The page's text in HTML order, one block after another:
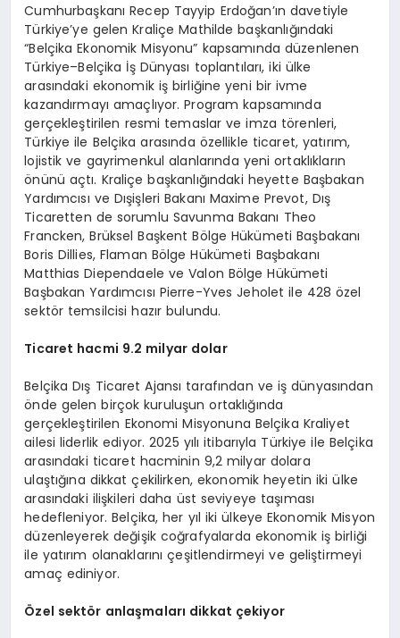
Cumhurbaşkanı Recep Tayyip Erdoğan’ın davetiyle
Türkiye’ye gelen Kraliçe Mathilde başkanlığındaki
“Belçika Ekonomik Misyonu” kapsamında düzenlenen
Türkiye–Belçika İş Dünyası toplantıları, iki ülke
arasındaki ekonomik iş birliğine yeni bir ivme
kazandırmayı amaçlıyor. Program kapsamında
gerçekleştirilen resmi temaslar ve imza törenleri,
Türkiye ile Belçika arasında özellikle ticaret, yatırım,
lojistik ve gayrimenkul alanlarında yeni ortaklıkların
önünü açtı. Kraliçe başkanlığındaki heyette Başbakan
Yardımcısı ve Dışişleri Bakanı Maxime Prevot, Dış
Ticaretten de sorumlu Savunma Bakanı Theo
Francken, Brüksel Başkent Bölge Hükümeti Başbakanı
Boris Dillies, Flaman Bölge Hükümeti Başbakanı
Matthias Diependaele ve Valon Bölge Hükümeti
Başbakan Yardımcısı Pierre-Yves Jeholet ile 428 özel
sektör temsilcisi hazır bulundu.
Ticaret hacmi 9.2 milyar dolar
Belçika Dış Ticaret Ajansı tarafından ve iş dünyasından
önde gelen birçok kuruluşun ortaklığında
gerçekleştirilen Ekonomi Misyonuna Belçika Kraliyet
ailesi liderlik ediyor. 2025 yılı itibarıyla Türkiye ile Belçika
arasındaki ticaret hacminin 9,2 milyar dolara
ulaştığına dikkat çekilirken, ekonomik heyetin iki ülke
arasındaki ilişkileri daha üst seviyeye taşıması
hedefleniyor. Belçika, her yıl iki ülkeye Ekonomik Misyon
düzenleyerek değişik coğrafyalarda ekonomik iş birliği
ile yatırım olanaklarını çeşitlendirmeyi ve geliştirmeyi
amaç ediniyor.
Özel sektör anlaşmaları dikkat çekiyor